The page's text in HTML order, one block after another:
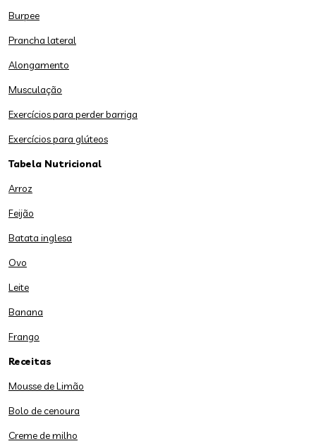
Burpee
Prancha lateral
Alongamento
Musculação
Exercícios para perder barriga
Exercícios para glúteos
Tabela Nutricional
Arroz
Feijão
Batata inglesa
Ovo
Leite
Banana
Frango
Receitas
Mousse de Limão
Bolo de cenoura
Creme de milho